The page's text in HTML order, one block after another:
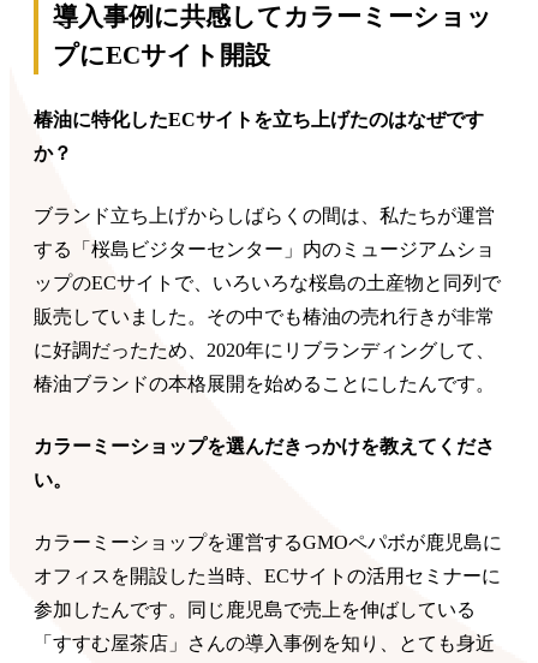
導入事例に共感してカラーミーショッ
プにECサイト開設
椿油に特化したECサイトを立ち上げたのはなぜです
か？
ブランド立ち上げからしばらくの間は、私たちが運営
する「桜島ビジターセンター」内のミュージアムショ
ップのECサイトで、いろいろな桜島の土産物と同列で
販売していました。その中でも椿油の売れ行きが非常
に好調だったため、2020年にリブランディングして、
椿油ブランドの本格展開を始めることにしたんです。
カラーミーショップを選んだきっかけを教えてくださ
い。
カラーミーショップを運営するGMOペパボが鹿児島に
オフィスを開設した当時、ECサイトの活用セミナーに
参加したんです。同じ鹿児島で売上を伸ばしている
「すすむ屋茶店」さんの導入事例を知り、とても身近